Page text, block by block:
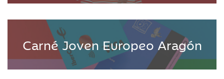
Carné Joven Europeo Aragón